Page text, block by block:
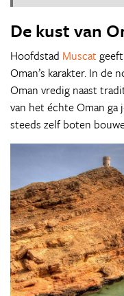
De kust van
Hoofdstad Muscat
Oman’s karakter. In de
Oman vredig naast
van het échte Oman ga
steeds zelf boten